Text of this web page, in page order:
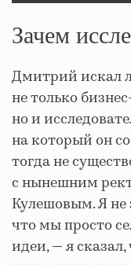
Зачем
Дмитрий искал
не только
но и
на который он
тогда не
с нынешним
Кулешовым. Я не
что мы просто
идеи, — я